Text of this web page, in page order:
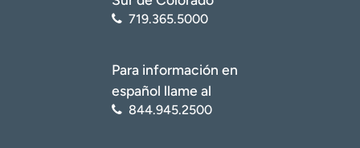
719.365.5000
Para información en
español llame al
844.945.2500